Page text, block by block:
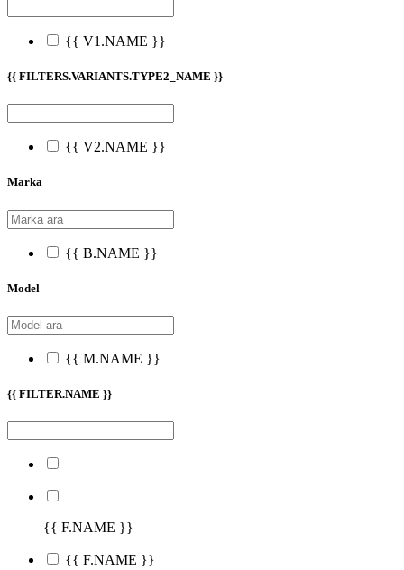
{{ V1.NAME }}
{{ FILTERS.VARIANTS.TYPE2_NAME }}
{{ V2.NAME }}
Marka
{{ B.NAME }}
Model
{{ M.NAME }}
{{ FILTER.NAME }}
{{ F.NAME }}
{{ F.NAME }}